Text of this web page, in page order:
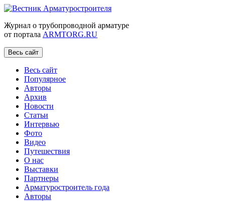
Журнал о трубопроводной арматуре
от портала ARMTORG.RU
Весь сайт
Весь сайт
Популярное
Авторы
Архив
Новости
Статьи
Интервью
Фото
Видео
Путешествия
О нас
Выставки
Партнеры
Арматуростроитель года
Авторы